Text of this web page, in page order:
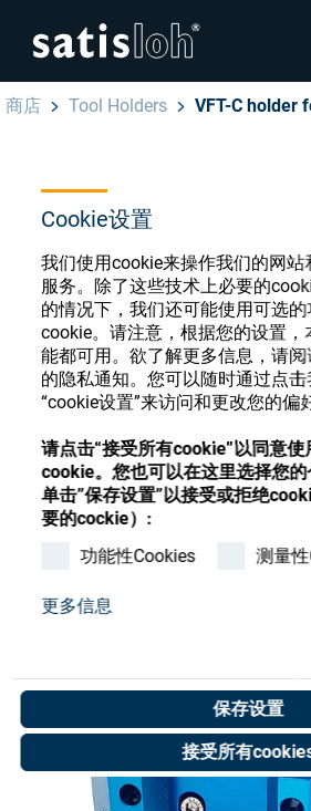
Cookie设置
我们使用cookie来操作我们的网
服务。除了这些技术上必要的
的情况下，我们还可能使用可选
cookie。请注意，根据您的设置
能都可用。欲了解更多信息，请
的隐私通知。您可以随时通过点
“cookie设置”来访问和更改您的偏
请点击“接受所有cookie”以同意
cookie。您也可以在这里选择您
单击”保存设置”以接受或拒绝
要的cockie）:
功能性Cookies
测量
更多信息
保存设置
接受所有
汉语
眼镜光学
精密光学
我们是谁
加入我们
Store
English
Deutsch
Español
Français
商店 Tool Holders VFT-C holder
眼镜光学耗材商店
注册或登录以访问您的帐户，
种眼镜光学耗材
注册